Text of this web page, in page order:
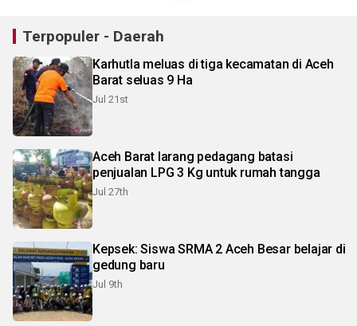
Terpopuler - Daerah
Karhutla meluas di tiga kecamatan di Aceh
Barat seluas 9 Ha
Jul 21st
Aceh Barat larang pedagang batasi
penjualan LPG 3 Kg untuk rumah tangga
Jul 27th
Kepsek: Siswa SRMA 2 Aceh Besar belajar di
gedung baru
Jul 9th